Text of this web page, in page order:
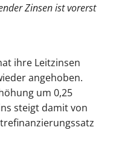
Zinsen ist vorerst
ihre Leitzinsen
angehoben.
um 0,25
steigt damit von